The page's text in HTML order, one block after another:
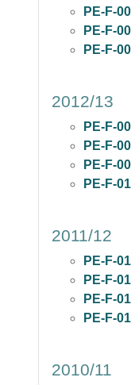
PE-F-
PE-F-
PE-F-
2012/13
PE-F-
PE-F-
PE-F-
PE-F-
2011/12
PE-F-
PE-F-
PE-F-
PE-F-
2010/11